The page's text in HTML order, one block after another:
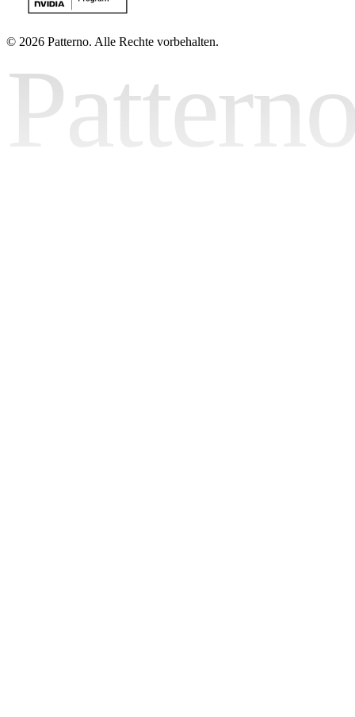
© 2026 Patterno. Alle Rechte vorbehalten.